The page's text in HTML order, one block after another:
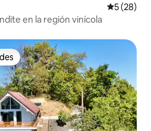
5 (28)
en la región vinícola
preferido